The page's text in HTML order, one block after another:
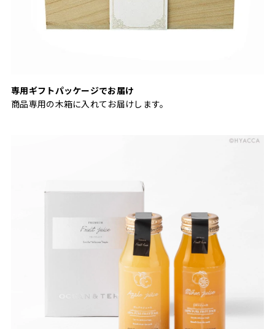
専用ギフトパッケージでお届け
商品専用の木箱に入れてお届けします。